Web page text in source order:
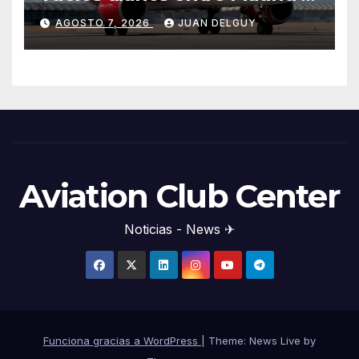
Menorca durante el invierno
AGOSTO 7, 2026 JUAN DELGUY
Aviation Club Center
Noticias - News ✈
Funciona gracias a WordPress
Theme: News Live by